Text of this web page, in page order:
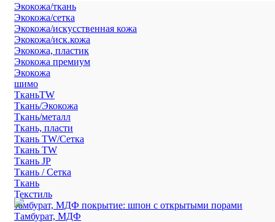
Экокожа/ткань
Экокожа/сетка
Экокожа/искусственная кожа
Экокожа/иск.кожа
Экокожа, пластик
Экокожа премиум
Экокожа
шимо
ТканьTW
Ткань/Экокожа
Ткань/металл
Ткань, пласти
Ткань TW/Сетка
Ткань TW
Ткань JP
Ткань / Сетка
Ткань
Текстиль
тамбурат, МДФ покрытие: шпон с открытыми порами
Тамбурат, МДФ